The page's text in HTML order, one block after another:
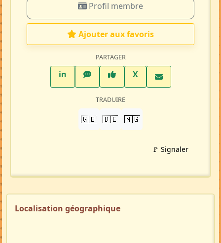
Profil membre
Ajouter aux favoris
PARTAGER
inLinkedInWhatsAppFacebook
XTwitter X
TRADUIRE
🇬🇧 🇩🇪 🇲🇬
🚩 Signaler
Localisation géographique